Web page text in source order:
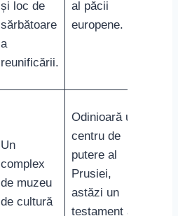
și loc de
sărbătoare
a
reunificării.
al păcii
europene.
Un
complex
de muzeu
de cultură
Odinioară un
centru de
putere al
Prusiei,
astăzi un
testament al